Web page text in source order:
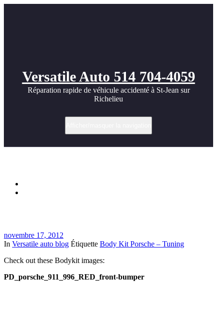
Versatile Auto 514 704-4059
Réparation rapide de véhicule accidenté à St-Jean sur
Richelieu
novembre 17, 2012
In Versatile auto blog Étiquette Body Kit Porsche – Tuning
Check out these Bodykit images:
PD_porsche_911_996_RED_front-bumper